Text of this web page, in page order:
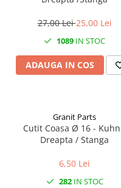
27,00 Lei25,00 Lei
1089 IN STOC
ADAUGA IN COS
Granit Parts
Cutit Coasa Ø 16 -
Dreapta / Stanga
6,50 Lei
282IN STOC